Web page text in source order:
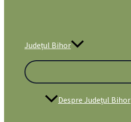
Județul Bihor
Despre Județul Bihor